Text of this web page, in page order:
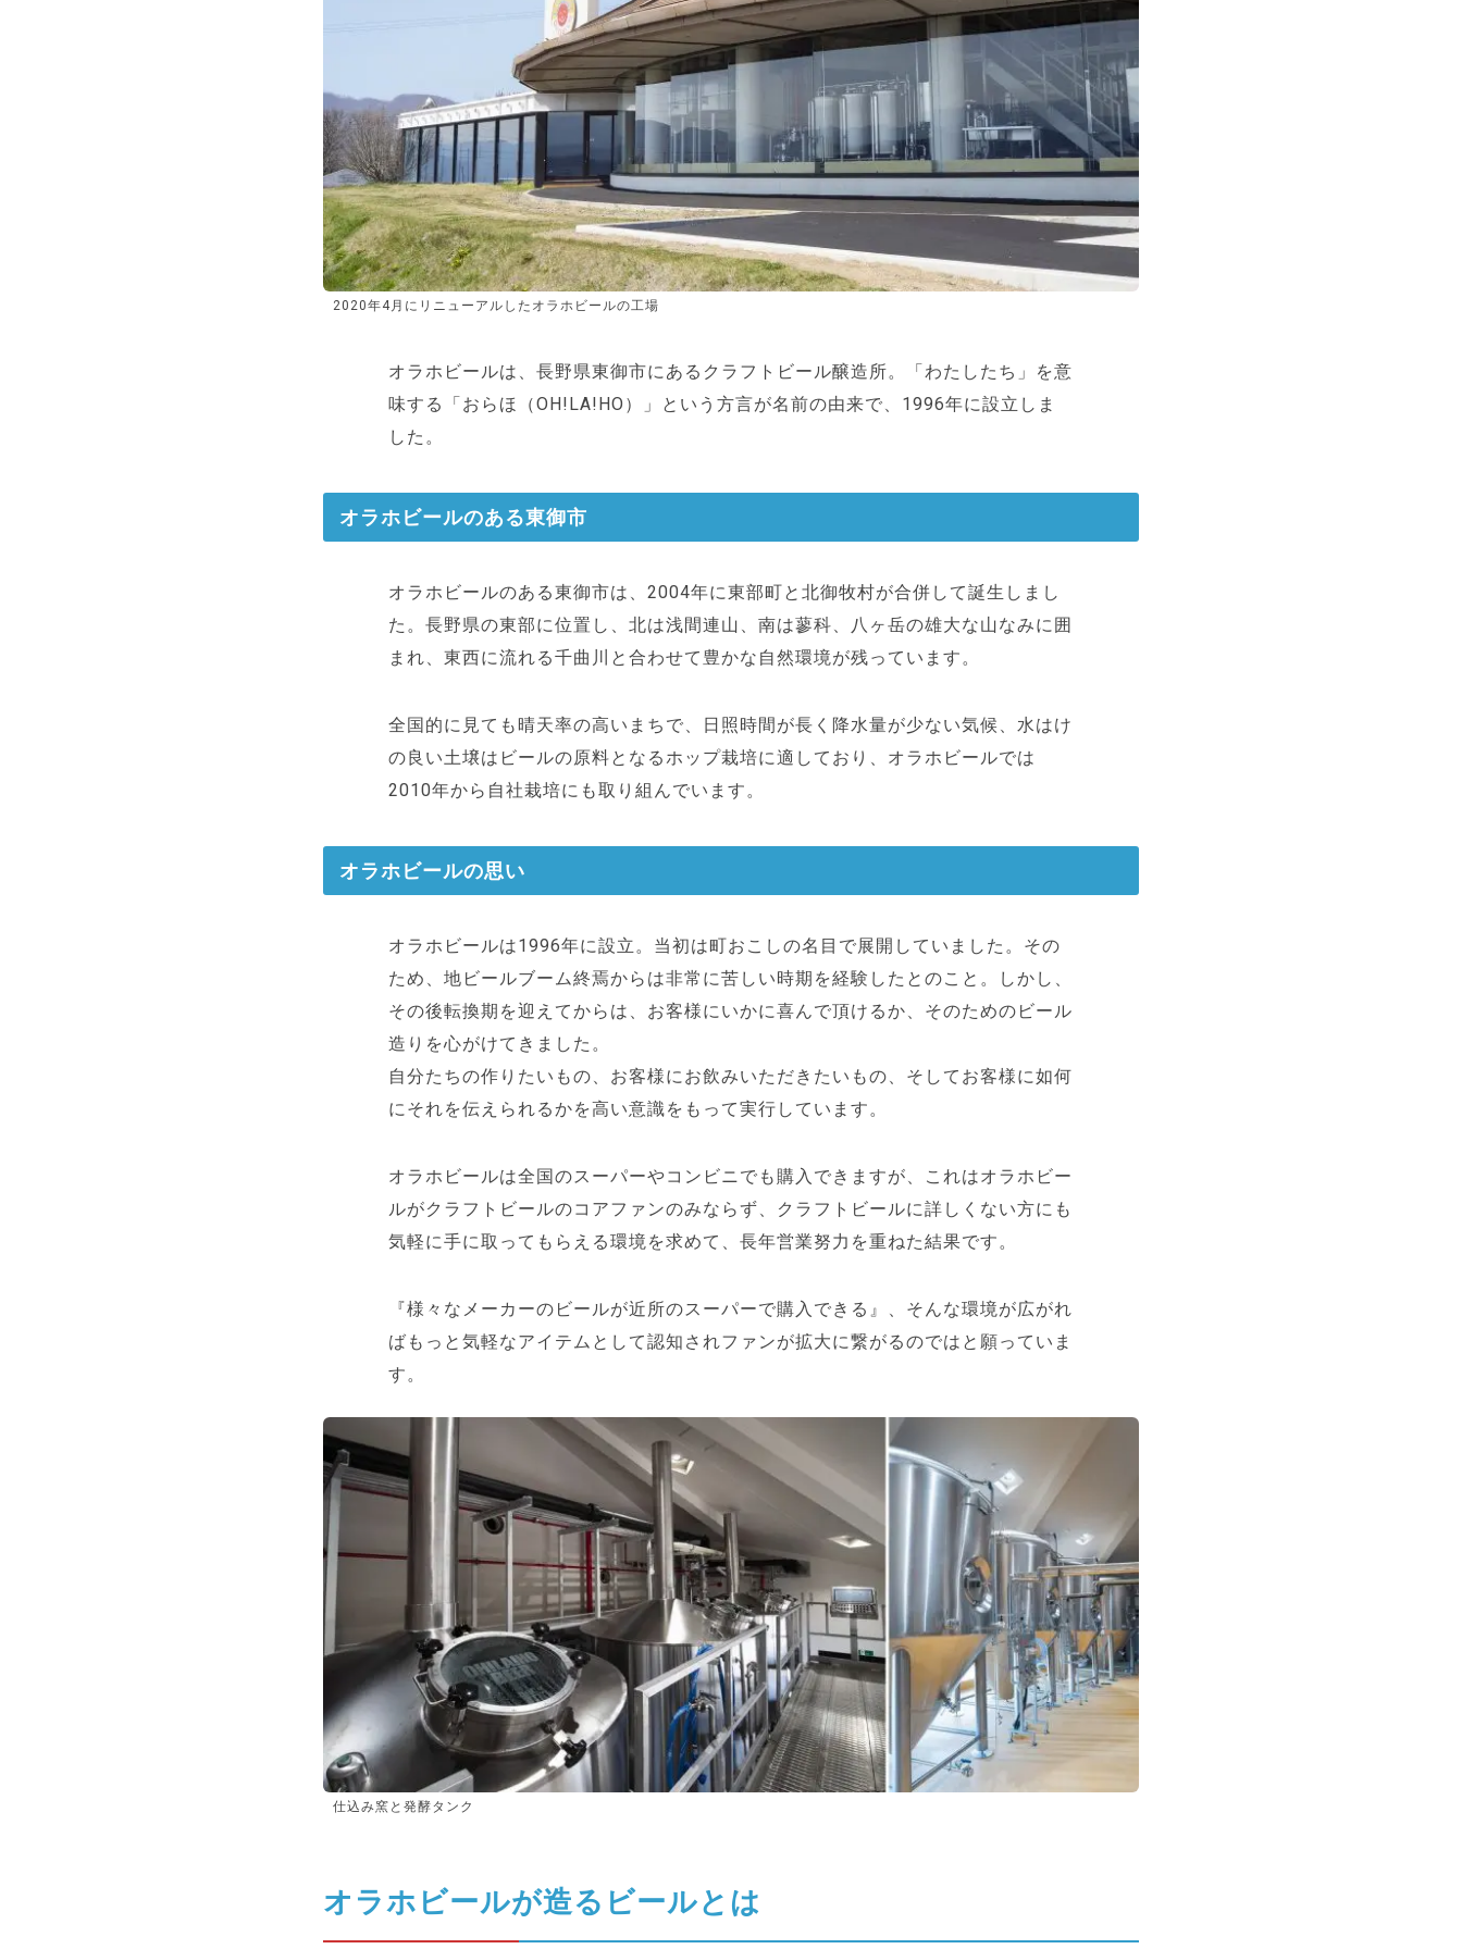
2020年4月にリニューアルしたオラホビールの工場
オラホビールは、長野県東御市にあるクラフトビール醸造所。「わたしたち」を意
味する「おらほ（OH!LA!HO）」という方言が名前の由来で、1996年に設立しま
した。
オラホビールのある東御市
オラホビールのある東御市は、2004年に東部町と北御牧村が合併して誕生しまし
た。長野県の東部に位置し、北は浅間連山、南は蓼科、八ヶ岳の雄大な山なみに囲
まれ、東西に流れる千曲川と合わせて豊かな自然環境が残っています。
全国的に見ても晴天率の高いまちで、日照時間が長く降水量が少ない気候、水はけ
の良い土壌はビールの原料となるホップ栽培に適しており、オラホビールでは
2010年から自社栽培にも取り組んでいます。
オラホビールの思い
オラホビールは1996年に設立。当初は町おこしの名目で展開していました。その
ため、地ビールブーム終焉からは非常に苦しい時期を経験したとのこと。しかし、
その後転換期を迎えてからは、お客様にいかに喜んで頂けるか、そのためのビール
造りを心がけてきました。
自分たちの作りたいもの、お客様にお飲みいただきたいもの、そしてお客様に如何
にそれを伝えられるかを高い意識をもって実行しています。
オラホビールは全国のスーパーやコンビニでも購入できますが、これはオラホビー
ルがクラフトビールのコアファンのみならず、クラフトビールに詳しくない方にも
気軽に手に取ってもらえる環境を求めて、長年営業努力を重ねた結果です。
『様々なメーカーのビールが近所のスーパーで購入できる』、そんな環境が広がれ
ばもっと気軽なアイテムとして認知されファンが拡大に繋がるのではと願っていま
す。
仕込み窯と発酵タンク
オラホビールが造るビールとは